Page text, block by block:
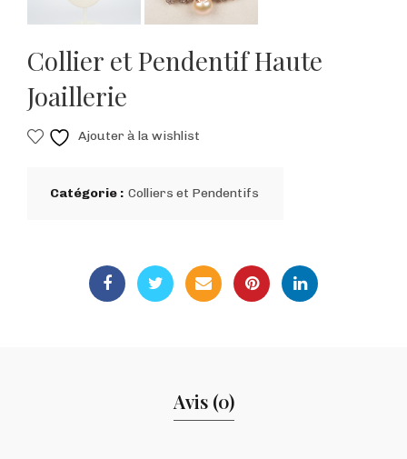
Collier et Pendentif Haute
Joaillerie
Ajouter à la wishlist
Catégorie : Colliers et Pendentifs
Avis (0)